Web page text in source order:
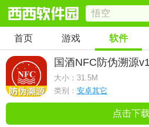
首页 游戏 软件
国酒NFC防伪溯源
大小： 31.5M
类别： 安卓其它
点击下载